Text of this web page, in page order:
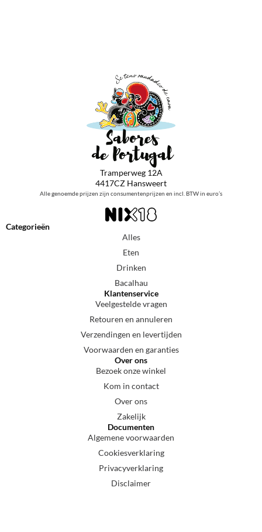
Tramperweg 12A
4417CZ Hansweert
Alle genoemde prijzen zijn consumentenprijzen en incl. BTW in euro’s
Categorieën
Alles
Eten
Drinken
Bacalhau
Klantenservice
Veelgestelde vragen
Retouren en annuleren
Verzendingen en levertijden
Voorwaarden en garanties
Over ons
Bezoek onze winkel
Kom in contact
Over ons
Zakelijk
Documenten
Algemene voorwaarden
Cookiesverklaring
Privacyverklaring
Disclaimer